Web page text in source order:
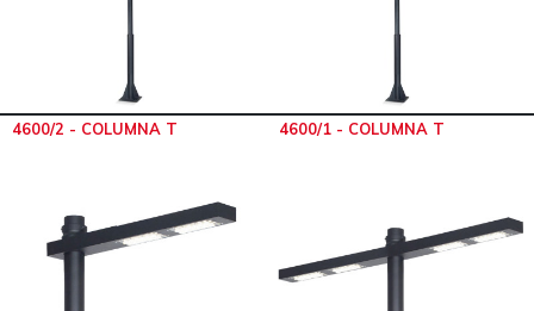
4600/2 - COLUMNA T 4600/1 - COLUMNA T